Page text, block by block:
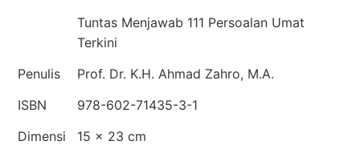
Tuntas Menjawab 111 Persoalan Umat
Terkini
Penulis
Prof. Dr. K.H. Ahmad Zahro, M.A.
ISBN
978-602-71435-3-1
Dimensi
15 × 23 cm